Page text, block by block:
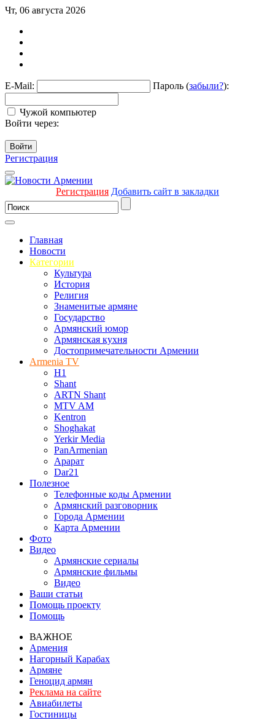
Чт, 06 августа 2026
E-Mail: Пароль (забыли?):
Чужой компьютер
Войти через:
Войти
Регистрация
Регистрация Добавить сайт в закладки
Главная
Новости
Категории
Культура
История
Религия
Знаменитые армяне
Государство
Армянский юмор
Армянская кухня
Достопримечательности Армении
Armenia TV
H1
Shant
ARTN Shant
MTV AM
Kentron
Shoghakat
Yerkir Media
PanArmenian
Арарат
Dar21
Полезное
Телефонные коды Армении
Армянский разговорник
Города Армении
Карта Армении
Фото
Видео
Армянские сериалы
Армянские фильмы
Видео
Ваши статьи
Помощь проекту
Помощь
ВАЖНОЕ
Армения
Нагорный Карабах
Армяне
Геноцид армян
Реклама на сайте
Авиабилеты
Гостиницы